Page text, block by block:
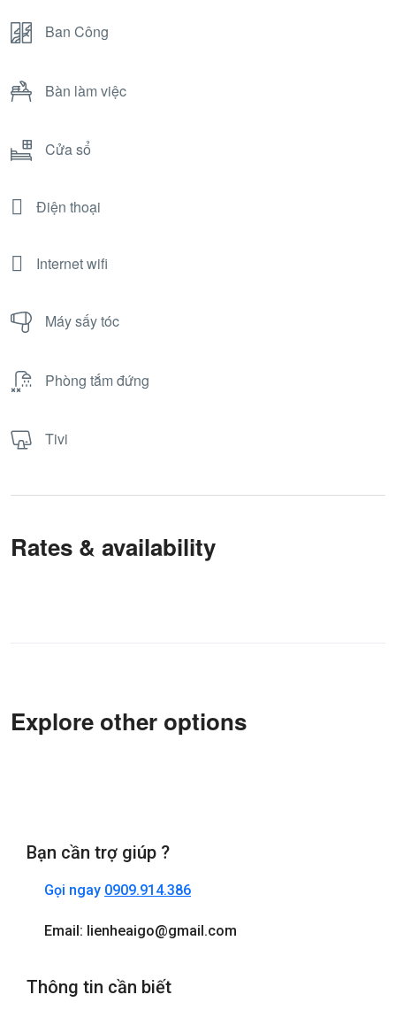
Ban Công
Bàn làm việc
Cửa sổ
Điện thoại
Internet wifi
Máy sấy tóc
Phòng tắm đứng
Tivi
Rates & availability
Explore other options
Bạn cần trợ giúp ?
Gọi ngay 0909.914.386
Email: lienheaigo@gmail.com
Thông tin cần biết